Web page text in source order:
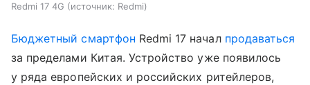
Redmi 17 4G источник: Redmi
Бюджетный смартфон Redmi 17 начал продаваться
за пределами Китая. Устройство уже появилось
у ряда европейских и российских ритейлеров,